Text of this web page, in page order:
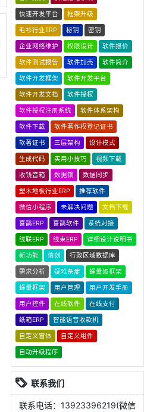
快速开发平台 框架升级
毛衫行业ERP 秘钥 密钥
企业网络维护 权限设计 软件报价
软件测试报告 软件加壳 软件简介
软件开发框架 软件开发平台
软件开发文档 软件授权
软件授权注册系统 软件体系架构
软件下载 软件著作权登记证书
软著证书 三层架构 设计模式
生成代码 实用小技巧 视频下载
收钱音箱 数据锁 数据同步
塑木地板行业ERP 推荐软件
微信小程序 未解决问题 文档下载
喜鹊ERP 喜鹊软件 系统对接
线联ERP 线束ERP 详细设计说明书
新功能 信创 行政区域数据库
需求分析 疑难杂症 蝇量级框架
蝇量框架 用户管理 用户开发手册
用户控件 在线软件 在线支付
纸箱ERP 智能语音收款机
自定义窗体 自定义组件
自动升级程序
联系我们
联系电话：13923396219(微信